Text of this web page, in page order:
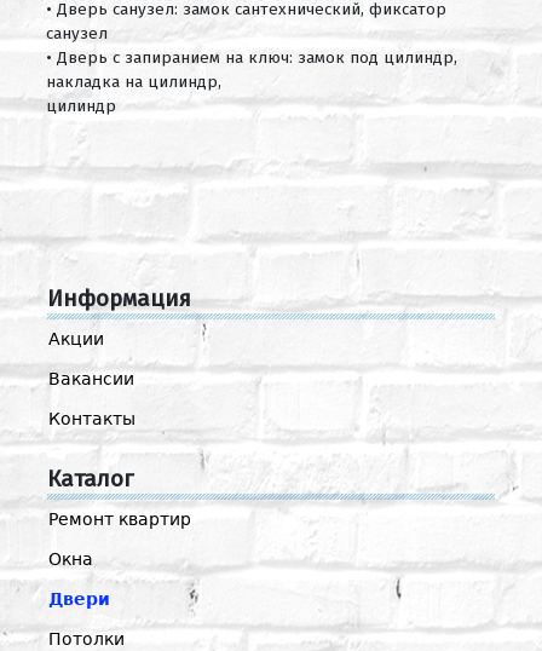
• Дверь санузел: замок сантехнический, фиксатор
санузел
• Дверь с запиранием на ключ: замок под цилиндр,
накладка на цилиндр,
цилиндр
Информация
Акции
Вакансии
Контакты
Каталог
Ремонт квартир
Окна
Двери
Потолки